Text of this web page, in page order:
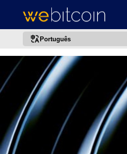
Português
português (BR)
english
español
français
italiano
deutsch
日本語